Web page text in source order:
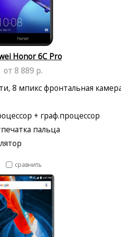
Honor 6C Pro
от 8 889 р.
8 мпикс фронтальная
+ граф.процессор
пальца
сравнить